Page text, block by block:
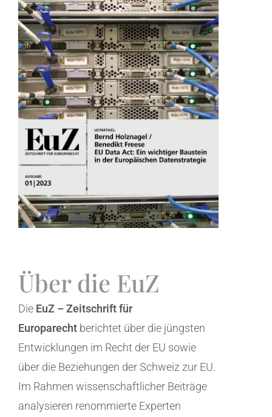
Über die EuZ
Die EuZ – Zeitschrift für
Europarecht berichtet über die jüngsten
Entwicklungen im Recht der EU sowie
über die Beziehungen der Schweiz zur EU.
Im Rahmen wissenschaftlicher Beiträge
analysieren renommierte Experten